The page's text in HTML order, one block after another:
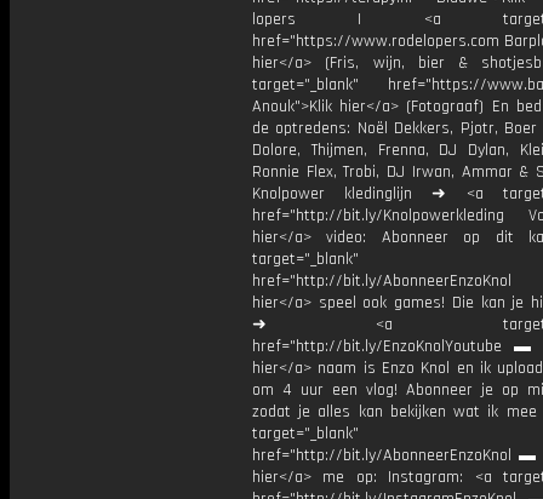
lopers | <a
href="https://www.rodelopers.com
hier</a> (Fris, wijn, bier &
target="_blank" href="https://
Anouk">Klik hier</a> (Fotograaf) En
de optredens: Noël Dekkers, Pjotr, Boer
Dolore, Thijmen, Frenna, DJ Dylan,
Ronnie Flex, Trobi, DJ Irwan, Ammar &
Knolpower kledinglijn ➜ <a
href="http://bit.ly/Knolpowerkleding
hier</a> video: Abonneer op dit
target="_blank"
href="http://bit.ly/
hier</a> speel ook games! Die kan je
➜ <a
href="http://bit.ly/EnzoKnolYoutube ▬
hier</a> naam is Enzo Knol en ik
om 4 uur een vlog! Abonneer je op
zodat je alles kan bekijken wat ik mee
target="_blank"
href="http://bit.ly/AbonneerEnzoKnol ▬
hier</a> me op: Instagram: <a